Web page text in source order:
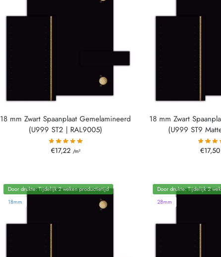
18 mm Zwart Spaanplaat Gemelamineerd
(U999 ST2 | RAL9005)
€17,22 /m²
18 mm Zwart
(U999 ST9
€17,50
Door drukte: Tijdelijk 2 weken productietijd
18mm
Door drukte: Tijdelijk 2
28mm